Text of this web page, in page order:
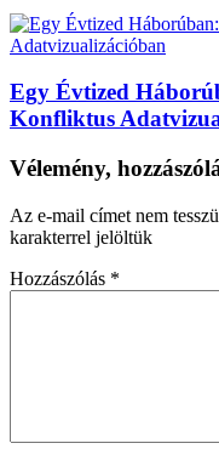
Egy Évtized
Konfliktus
Vélemény,
Az e-mail címet nem
karakterrel jelöltük
Hozzászólás *